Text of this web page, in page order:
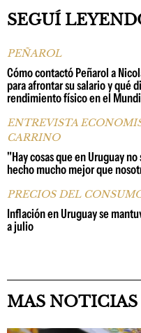
SEGUÍ
PEÑAROL
Cómo contactó Peñarol a
para afrontar su salario y qué
rendimiento físico en el
ENTREVISTA
CARRINO
"Hay cosas que en Uruguay
hecho mucho mejor que
PRECIOS DEL
Inflación en Uruguay se
a julio
MAS